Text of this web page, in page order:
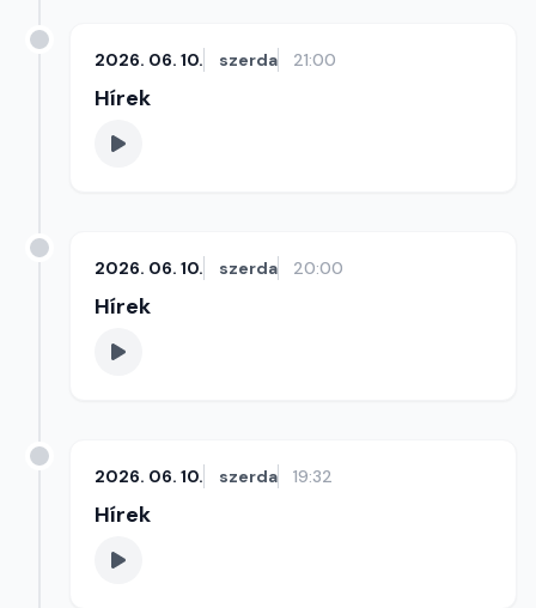
2026. 06. 10. szerda 21:00
Hírek
2026. 06. 10. szerda 20:00
Hírek
2026. 06. 10. szerda 19:32
Hírek